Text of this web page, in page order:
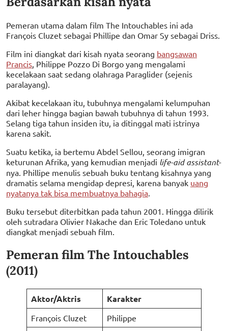
Pemeran utama dalam film The Intouchables ini ada
François Cluzet sebagai Phillipe dan Omar Sy sebagai Driss.
Film ini diangkat dari kisah nyata seorang bangsawan
Prancis, Philippe Pozzo Di Borgo yang mengalami
kecelakaan saat sedang olahraga Paraglider (sejenis
paralayang).
Akibat kecelakaan itu, tubuhnya mengalami kelumpuhan
dari leher hingga bagian bawah tubuhnya di tahun 1993.
Selang tiga tahun insiden itu, ia ditinggal mati istrinya
karena sakit.
Suatu ketika, ia bertemu Abdel Sellou, seorang imigran
keturunan Afrika, yang kemudian menjadi life-aid assistant-
nya. Phillipe menulis sebuah buku tentang kisahnya yang
dramatis selama mengidap depresi, karena banyak uang
nyatanya tak bisa membuatnya bahagia.
Buku tersebut diterbitkan pada tahun 2001. Hingga dilirik
oleh sutradara Olivier Nakache dan Eric Toledano untuk
diangkat menjadi sebuah film.
Pemeran film The Intouchables
(2011)
Aktor/Aktris Karakter
François Cluzet
Philippe